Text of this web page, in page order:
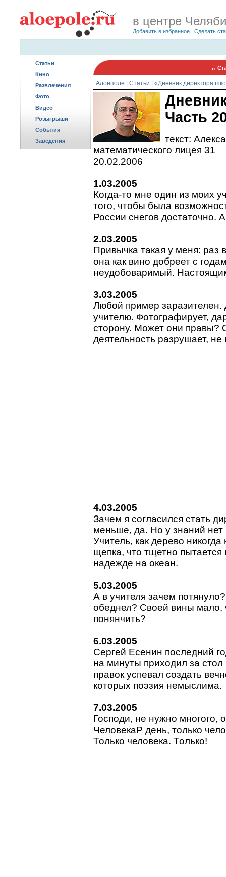
в центре
Добавить в избранное | Сделать
Статьи
Кино
Развлечения
Фото
Видео
Розыгрыши
События
Заведения
Алоеполе Статьи «Дневник директора
Часть
текст:
математического лицея 31
20.02.2006
1.03.2005
Когда-то мне один из моих
того, чтобы была
России снегов достаточно.
2.03.2005
Привычка такая у меня: раз
она как вино добреет с
неудобоваримый.
3.03.2005
Любой пример заразителен.
учителю. Фотографирует,
сторону. Может они правы?
деятельность разрушает,
4.03.2005
Зачем я согласился стать
меньше, да. Но у знаний нет
Учитель, как дерево
щепка, что тщетно
надежде на океан.
5.03.2005
А в учителя зачем
обеднел? Своей вины мало,
понянчить?
6.03.2005
Сергей Есенин последний
на минуты приходил за
правок успевал создать
которых поэзия немыслима.
7.03.2005
Господи, не нужно многого,
ЧеловекаP день, только
Только человека. Только!